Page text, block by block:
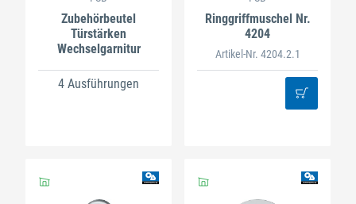
Zubehörbeutel
Türstärken
Wechselgarnitur
4 Ausführungen
Ringgriffmuschel Nr.
4204
Artikel-Nr. 4204.2.1